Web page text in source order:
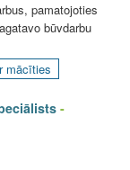
pamatojoties
būvdarbu
mācīties
-